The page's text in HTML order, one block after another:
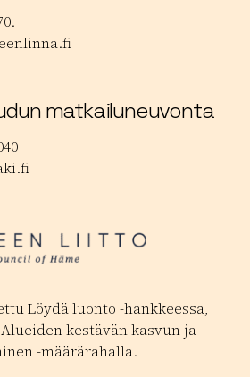
matkailuneuvonta
Löydä luonto -hankkeessa,
kestävän kasvun ja
-määrärahalla.